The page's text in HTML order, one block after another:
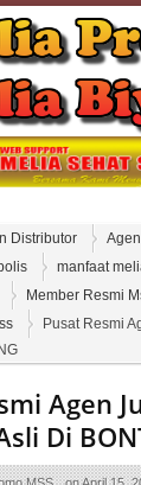
Distributor
manfaat
Member Resmi
Pusat Resmi
Agen
Di